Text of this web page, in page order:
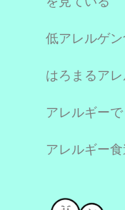
低アレルゲン
はろまるア
アレルギー
アレルギー